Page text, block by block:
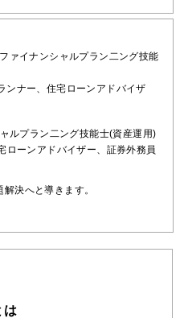
ァイナンシャルプラン二ング技能
ンナー、住宅ローンアドバイザ
ルプラン二ング技能士(資産運用)
ローンアドバイザー、証券外務員
決へと導きます。
は